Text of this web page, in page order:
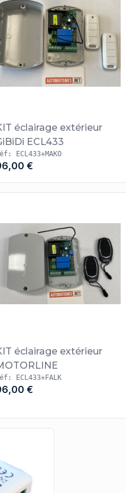
éclairage extérieur
GiBiDi ECL433
ECL433+MAKO
€
éclairage extérieur
ECL433+FALK
€